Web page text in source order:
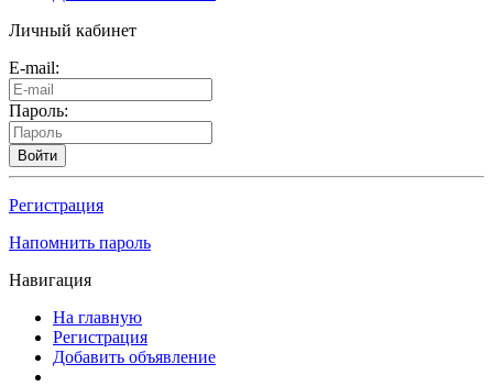
Личный кабинет
E-mail:
Пароль:
Войти
Регистрация
Напомнить пароль
Навигация
На главную
Регистрация
Добавить объявление